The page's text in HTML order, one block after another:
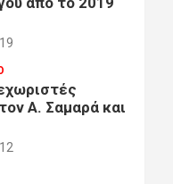
Α. Σαμαρά και